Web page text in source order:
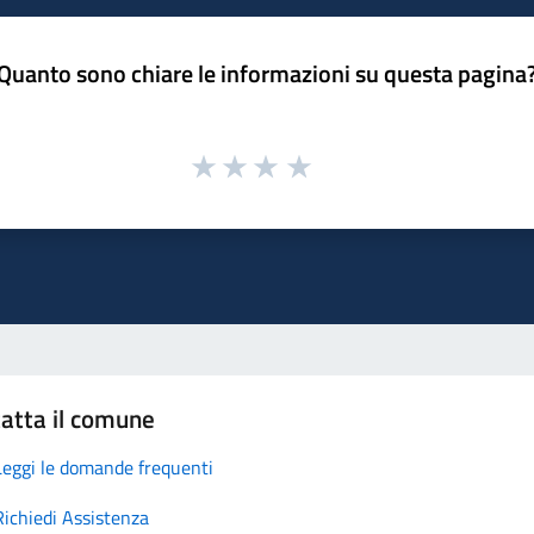
sono chiare le informazioni su questa
il comune
le domande frequenti
Assistenza